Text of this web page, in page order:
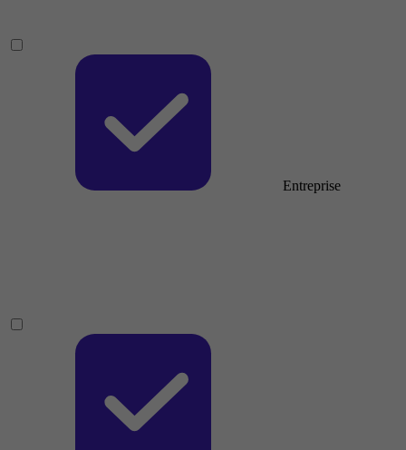
Entreprise